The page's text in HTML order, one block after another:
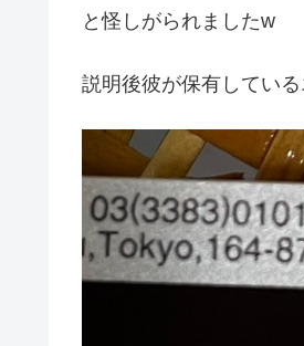
と怪しがられましたw
説明後彼が保有してい